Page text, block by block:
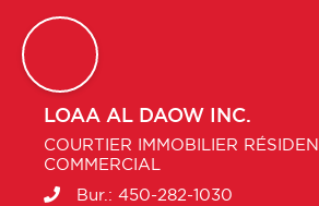
LOAA AL DAOW INC.
COURTIER IMMOBILIER
COMMERCIAL
Bur.: 450-282-1030